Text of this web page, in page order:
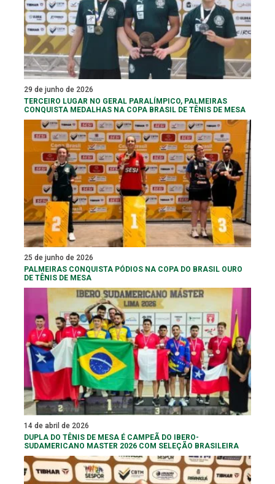
29 de junho de 2026
TERCEIRO LUGAR NO GERAL PARALÍMPICO, PALMEIRAS
CONQUISTA MEDALHAS NA COPA BRASIL DE TÊNIS DE MESA
25 de junho de 2026
PALMEIRAS CONQUISTA PÓDIOS NA COPA DO BRASIL OURO
DE TÊNIS DE MESA
14 de abril de 2026
DUPLA DO TÊNIS DE MESA É CAMPEÃ DO IBERO-
SUDAMERICANO MASTER 2026 COM SELEÇÃO BRASILEIRA